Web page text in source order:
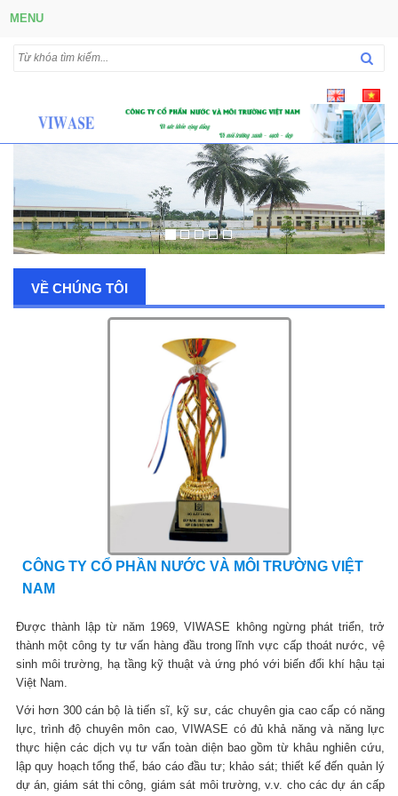
MENU
VỀ CHÚNG TÔI
CÔNG TY CỔ PHẦN NƯỚC VÀ MÔI TRƯỜNG VIỆT
NAM
Được thành lập từ năm 1969, VIWASE không ngừng phát triển, trở
thành một công ty tư vấn hàng đầu trong lĩnh vực cấp thoát nước, vệ
sinh môi trường, hạ tầng kỹ thuật và ứng phó với biến đổi khí hậu tại
Việt Nam.
Với hơn 300 cán bộ là tiến sĩ, kỹ sư, các chuyên gia cao cấp có năng
lực, trình độ chuyên môn cao, VIWASE có đủ khả năng và năng lực
thực hiện các dịch vụ tư vấn toàn diện bao gồm từ khâu nghiên cứu,
lập quy hoạch tổng thể, báo cáo đầu tư; khảo sát; thiết kế đến quản lý
dự án, giám sát thi công, giám sát môi trường, v.v. cho các dự án cấp